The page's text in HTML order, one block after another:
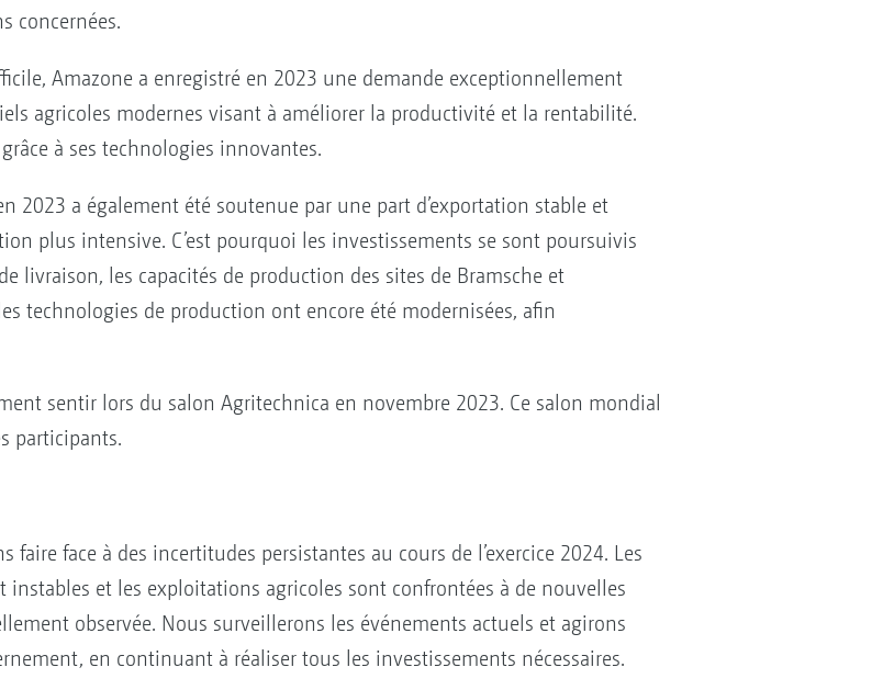
concernées.
Amazone a enregistré en 2023 une demande exceptionnellement
agricoles modernes visant à améliorer la productivité et la rentabilité.
à ses technologies innovantes.
2023 a également été soutenue par une part d’exportation stable et
plus intensive. C’est pourquoi les investissements se sont poursuivis
livraison, les capacités de production des sites de Bramsche et
technologies de production ont encore été modernisées, afin
sentir lors du salon Agritechnica en novembre 2023. Ce salon mondial
participants.
face à des incertitudes persistantes au cours de l’exercice 2024. Les
et les exploitations agricoles sont confrontées à de nouvelles
observée. Nous surveillerons les événements actuels et agirons
en continuant à réaliser tous les investissements nécessaires.